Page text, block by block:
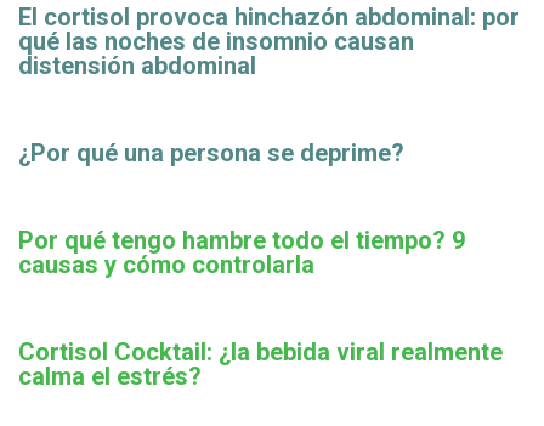
El cortisol provoca hinchazón abdominal: por
qué las noches de insomnio causan
distensión abdominal
¿Por qué una persona se deprime?
Por qué tengo hambre todo el tiempo? 9
causas y cómo controlarla
Cortisol Cocktail: ¿la bebida viral realmente
calma el estrés?